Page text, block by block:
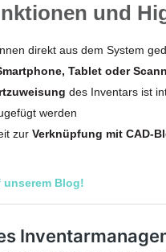
und
direkt aus dem System
Tablet oder
des Inventars ist
werden
zur Verknüpfung mit CAD-
unserem Blog!